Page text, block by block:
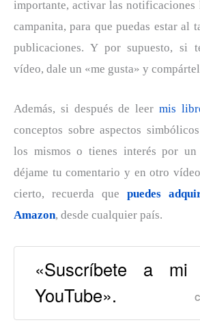
importante, activar las notificaciones
campanita, para que puedas estar al
publicaciones. Y por supuesto, si
vídeo, dale un «me gusta» y
Además, si después de leer mis
conceptos sobre aspectos
los mismos o tienes interés por un
déjame tu comentario y en otro
cierto, recuerda que puedes
Amazon, desde cualquier país.
«Suscríbete a
YouTube».